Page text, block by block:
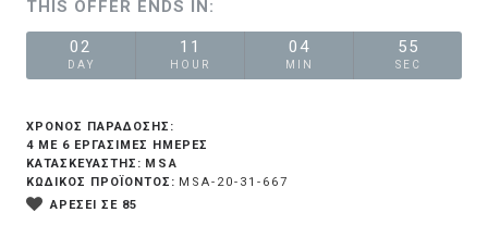
THIS OFFER ENDS IN:
02
DAY
11
HOUR
04
MIN
55
SEC
ΧΡΟΝΟΣ ΠΑΡΑΔΟΣΗΣ:
4 ΜΕ 6 ΕΡΓΆΣΙΜΕΣ ΗΜΈΡΕΣ
ΚΑΤΑΣΚΕΥΑΣΤΗΣ: MSA
ΚΩΔΙΚΟΣ ΠΡΟΪΟΝΤΟΣ: MSA-20-31-667
ΑΡΕΣΕΙ ΣΕ 85